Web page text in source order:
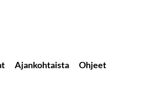
Ajankohtaista Ohjeet